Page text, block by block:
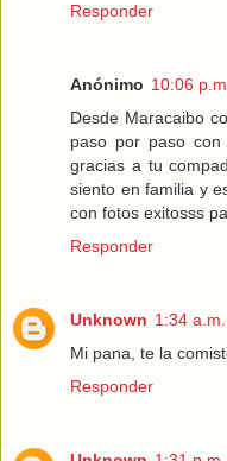
Responder
Anónimo 10:06
Desde Maracaibo
paso por paso
gracias a tu
siento en familia y
con fotos exitosss
Responder
Unknown 1:34 a.m.
Mi pana, te la
Responder